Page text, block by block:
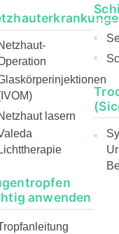
lasern
Lichttherapie
anwenden